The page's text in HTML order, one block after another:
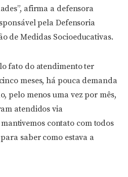
afirma a defensora
pela Defensoria
de Medidas Socioeducativas.
fato do atendimento ter
meses, há pouca demanda
pelo menos uma vez por mês,
atendidos via
contato com todos
saber como estava a